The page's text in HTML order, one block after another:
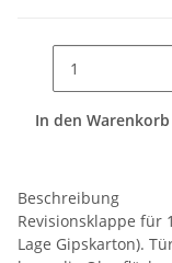
In den Warenkorb
Beschreibung
Revisionsklappe für
Lage Gipskarton).